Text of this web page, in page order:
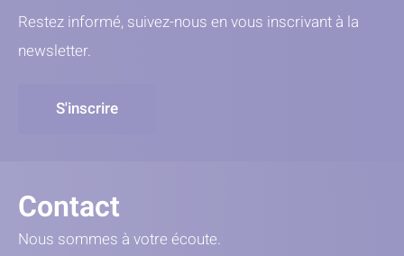
Restez informé, suivez-nous en vous inscrivant à la
newsletter.
S'inscrire
Contact
Nous sommes à votre écoute.